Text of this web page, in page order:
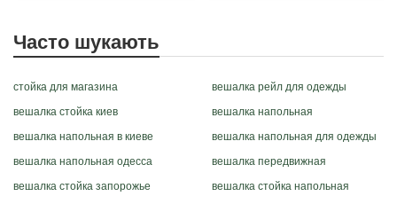
Часто шукають
стойка для магазина
вешалка рейл для одежды
вешалка стойка киев
вешалка напольная
вешалка напольная в киеве
вешалка напольная для одежды
вешалка напольная одесса
вешалка передвижная
вешалка стойка запорожье
вешалка стойка напольная